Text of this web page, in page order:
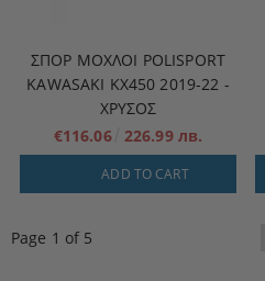
ΣΠΟΡ ΜΟΧΛΟΊ POLISPORT
KAWASAKI KX450 2019-22 -
ΧΡΥΣΟΣ
€116.06
226.99 лв.
ADD TO CART
Page 1 of 5